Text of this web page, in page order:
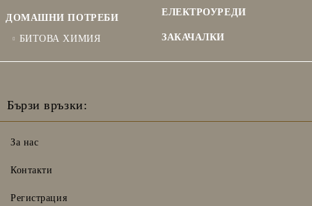
ДОМАШНИ ПОТРЕБИ
БИТОВА ХИМИЯ
ЕЛЕКТРОУРЕДИ
ЗАКАЧАЛКИ
Бързи връзки:
За нас
Контакти
Регистрация